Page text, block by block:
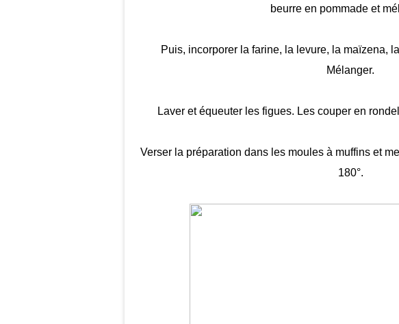
beurre en pommade et
Puis, incorporer la farine, la levure, la maïzena,
Mélanger.
Laver et équeuter les figues. Les couper en
Verser la préparation dans les moules à muffins et
180°.